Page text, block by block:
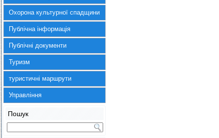
Охорона культурної спадщини
Публічна інформація
Публічні документи
Туризм
туристичні маршрути
Управління
Пошук